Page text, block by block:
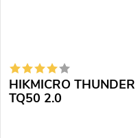
HIKMICRO THUNDER
TQ50 2.0